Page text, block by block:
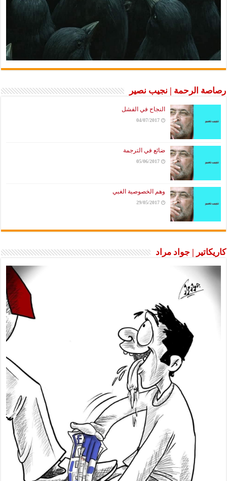
رصاصة الرحمة | نجيب نصير
النجاح في الفشل
04/07/2017
ضائع في الترجمة
05/06/2017
وهم الخصوصية الغبي
29/05/2017
كاريكاتير | جواد مراد